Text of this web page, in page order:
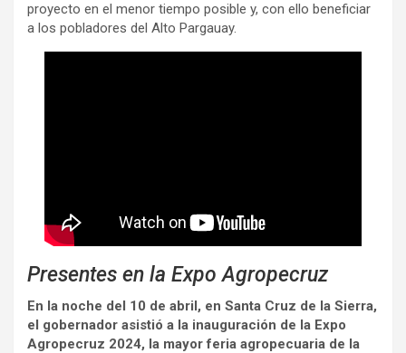
proyecto en el menor tiempo posible y, con ello beneficiar
a los pobladores del Alto Pargauay.
Presentes en la Expo Agropecruz
En la noche del 10 de abril, en Santa Cruz de la Sierra,
el gobernador asistió a la inauguración de la Expo
Agropecruz 2024, la mayor feria agropecuaria de la